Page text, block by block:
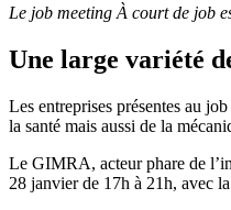
Le job meeting À court de job
Une large variété
Les entreprises présentes au
la santé mais aussi de la
Le GIMRA, acteur phare de
28 janvier de 17h à 21h, avec